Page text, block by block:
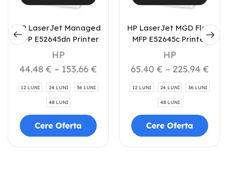
HP LaserJet Managed
MFP E52645dn Printer
HP
44.48 € – 153.66 €
12 LUNI 24 LUNI 36 LUNI
48 LUNI
Cere Oferta
HP LaserJet MGD Flow
MFP E52645c Printer
HP
65.40 € – 225.94 €
12 LUNI 24 LUNI 36 LUNI
48 LUNI
Cere Oferta